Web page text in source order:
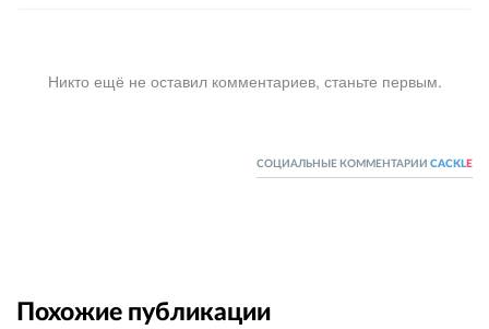
Никто ещё не оставил комментариев, станьте первым.
СОЦИАЛЬНЫЕ КОММЕНТАРИИ CACKL E
Похожие публикации